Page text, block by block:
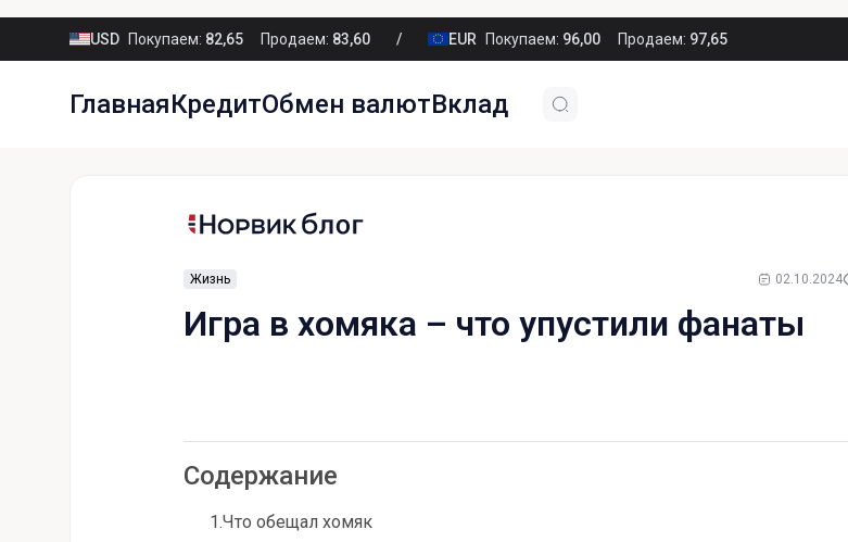
USD Покупаем: 82,65 Продаем: 83,60 EUR Покупаем: 96,00 Продаем: 97,65
ГлавнаяКредитОбмен валютВклад
Жизнь 02.10.2024
Игра в хомяка – что упустили фанаты
Содержание
1.Что обещал хомяк